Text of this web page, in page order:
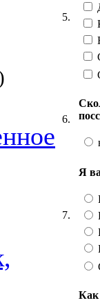
5.
6.
7.
Я
Как